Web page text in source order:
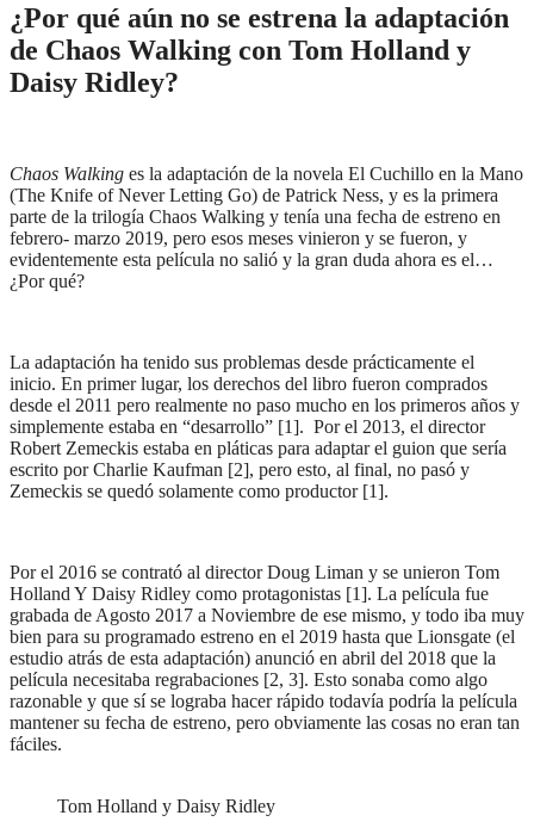
¿Por qué aún no se estrena la adaptación
de Chaos Walking con Tom Holland y
Daisy Ridley?
Chaos Walking es la adaptación de la novela El Cuchillo en la Mano
(The Knife of Never Letting Go) de Patrick Ness, y es la primera
parte de la trilogía Chaos Walking y tenía una fecha de estreno en
febrero- marzo 2019, pero esos meses vinieron y se fueron, y
evidentemente esta película no salió y la gran duda ahora es el…
¿Por qué?
La adaptación ha tenido sus problemas desde prácticamente el
inicio. En primer lugar, los derechos del libro fueron comprados
desde el 2011 pero realmente no paso mucho en los primeros años y
simplemente estaba en “desarrollo” [1]. Por el 2013, el director
Robert Zemeckis estaba en pláticas para adaptar el guion que sería
escrito por Charlie Kaufman [2], pero esto, al final, no pasó y
Zemeckis se quedó solamente como productor [1].
Por el 2016 se contrató al director Doug Liman y se unieron Tom
Holland Y Daisy Ridley como protagonistas [1]. La película fue
grabada de Agosto 2017 a Noviembre de ese mismo, y todo iba muy
bien para su programado estreno en el 2019 hasta que Lionsgate (el
estudio atrás de esta adaptación) anunció en abril del 2018 que la
película necesitaba regrabaciones [2, 3]. Esto sonaba como algo
razonable y que sí se lograba hacer rápido todavía podría la película
mantener su fecha de estreno, pero obviamente las cosas no eran tan
fáciles.
Tom Holland y Daisy Ridley